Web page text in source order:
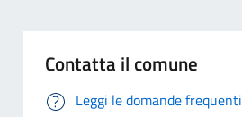
Contatta il comune
Leggi le domande frequenti